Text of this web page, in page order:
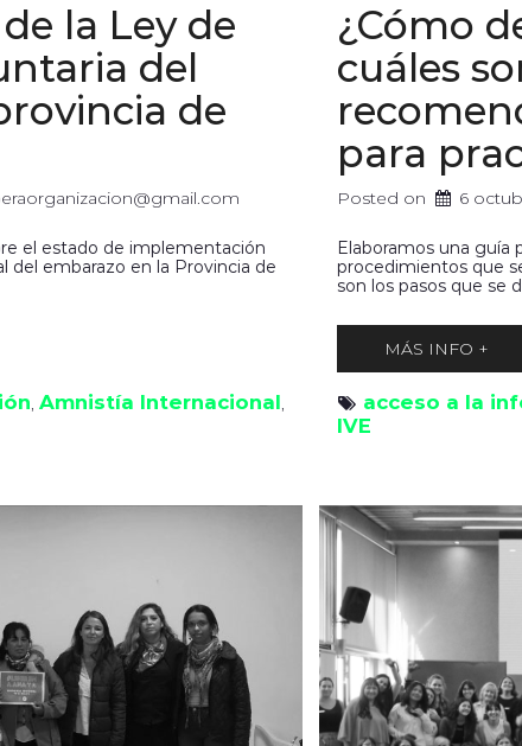
la Ley de
del
de
el estado de implementación
del embarazo en la Provincia de
, Amnistía Internacional
¿Cómo
cuáles
para
Posted on 6
Elaboramos una guía
procedimientos que
son los pasos que se
MÁS INFO +
acceso a la
IVE